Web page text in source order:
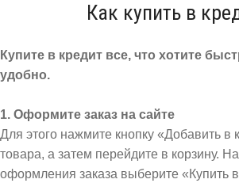
Как купить в
Купите в кредит все, что хотите
удобно.
1. Оформите заказ на сайте
Для этого нажмите кнопку «Добавить в
товара, а затем перейдите в корзину.
оформления заказа выберите «Купить